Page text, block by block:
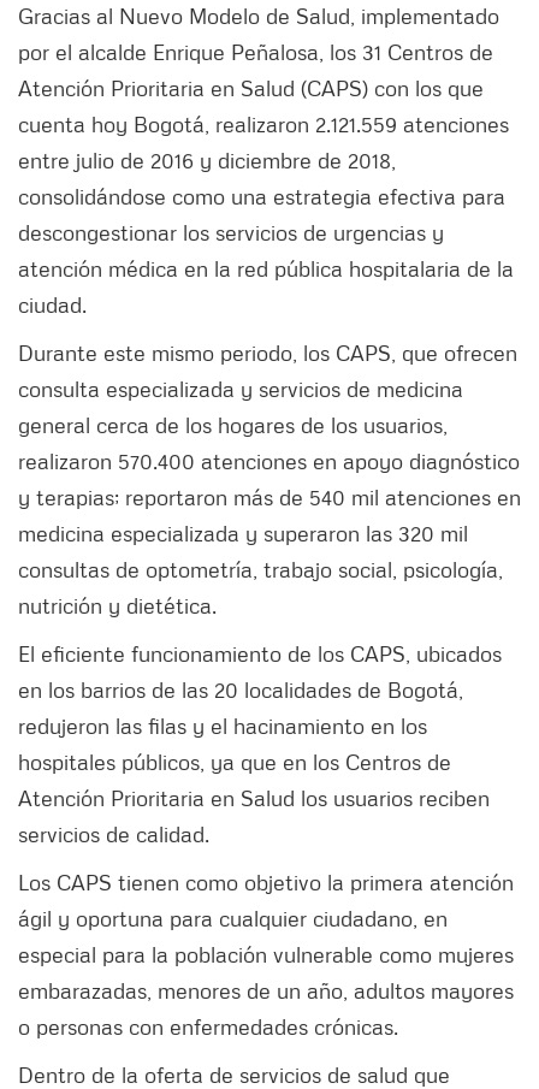
Gracias al Nuevo Modelo de Salud, implementado
por el alcalde Enrique Peñalosa, los 31 Centros de
Atención Prioritaria en Salud (CAPS) con los que
cuenta hoy Bogotá, realizaron 2.121.559 atenciones
entre julio de 2016 y diciembre de 2018,
consolidándose como una estrategia efectiva para
descongestionar los servicios de urgencias y
atención médica en la red pública hospitalaria de la
ciudad.
Durante este mismo periodo, los CAPS, que ofrecen
consulta especializada y servicios de medicina
general cerca de los hogares de los usuarios,
realizaron 570.400 atenciones en apoyo diagnóstico
y terapias; reportaron más de 540 mil atenciones en
medicina especializada y superaron las 320 mil
consultas de optometría, trabajo social, psicología,
nutrición y dietética.
El eficiente funcionamiento de los CAPS, ubicados
en los barrios de las 20 localidades de Bogotá,
redujeron las filas y el hacinamiento en los
hospitales públicos, ya que en los Centros de
Atención Prioritaria en Salud los usuarios reciben
servicios de calidad.
Los CAPS tienen como objetivo la primera atención
ágil y oportuna para cualquier ciudadano, en
especial para la población vulnerable como mujeres
embarazadas, menores de un año, adultos mayores
o personas con enfermedades crónicas.
Dentro de la oferta de servicios de salud que